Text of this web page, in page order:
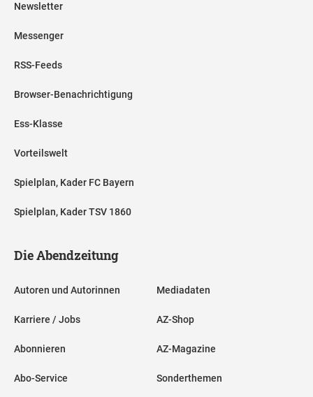
Newsletter
Messenger
RSS-Feeds
Browser-Benachrichtigung
Ess-Klasse
Vorteilswelt
Spielplan, Kader FC Bayern
Spielplan, Kader TSV 1860
Die Abendzeitung
Autoren und Autorinnen
Karriere / Jobs
Abonnieren
Abo-Service
Mediadaten
AZ-Shop
AZ-Magazine
Sonderthemen